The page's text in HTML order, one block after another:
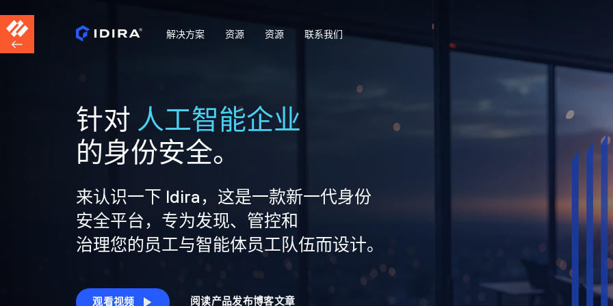
解决方案 资源 资源 联系我们
针对 人工智能企业
的身份安全。
来认识一下 Idira，这是一款新一代身份
安全平台，专为发现、管控和
治理您的员工与智能体员工队伍而设计。
观看视频 阅读产品发布博客文章